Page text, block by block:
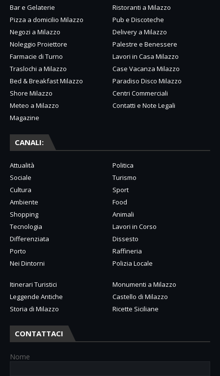
Bar e Gelaterie
Ristoranti a Milazzo
Pizza a domicilio Milazzo
Pub e Discoteche
Negozi a Milazzo
Delivery a Milazzo
Noleggio Proiettore
Palestre e Benessere
Farmacie di Turno
Lavori in Casa Milazzo
Traslochi a Milazzo
Case Vacanza Milazzo
Bed & Breakfast Milazzo
Paradiso Disco Milazzo
Shore Milazzo
Centri Commerciali
Meteo a Milazzo
Contatti e Note Legali
Magazine
CANALI:
Attualità
Politica
Sociale
Turismo
Cultura
Sport
Ambiente
Food
Shopping
Animali
Tecnologia
Lavori in Corso
Differenziata
Dissesto
Porto
Raffineria
Nei Dintorni
Polizia Locale
Itinerari Turistici
Monumenti a Milazzo
Leggende Antiche
Castello di Milazzo
Storia di Milazzo
Ricette Siciliane
CONTATTACI
Nome